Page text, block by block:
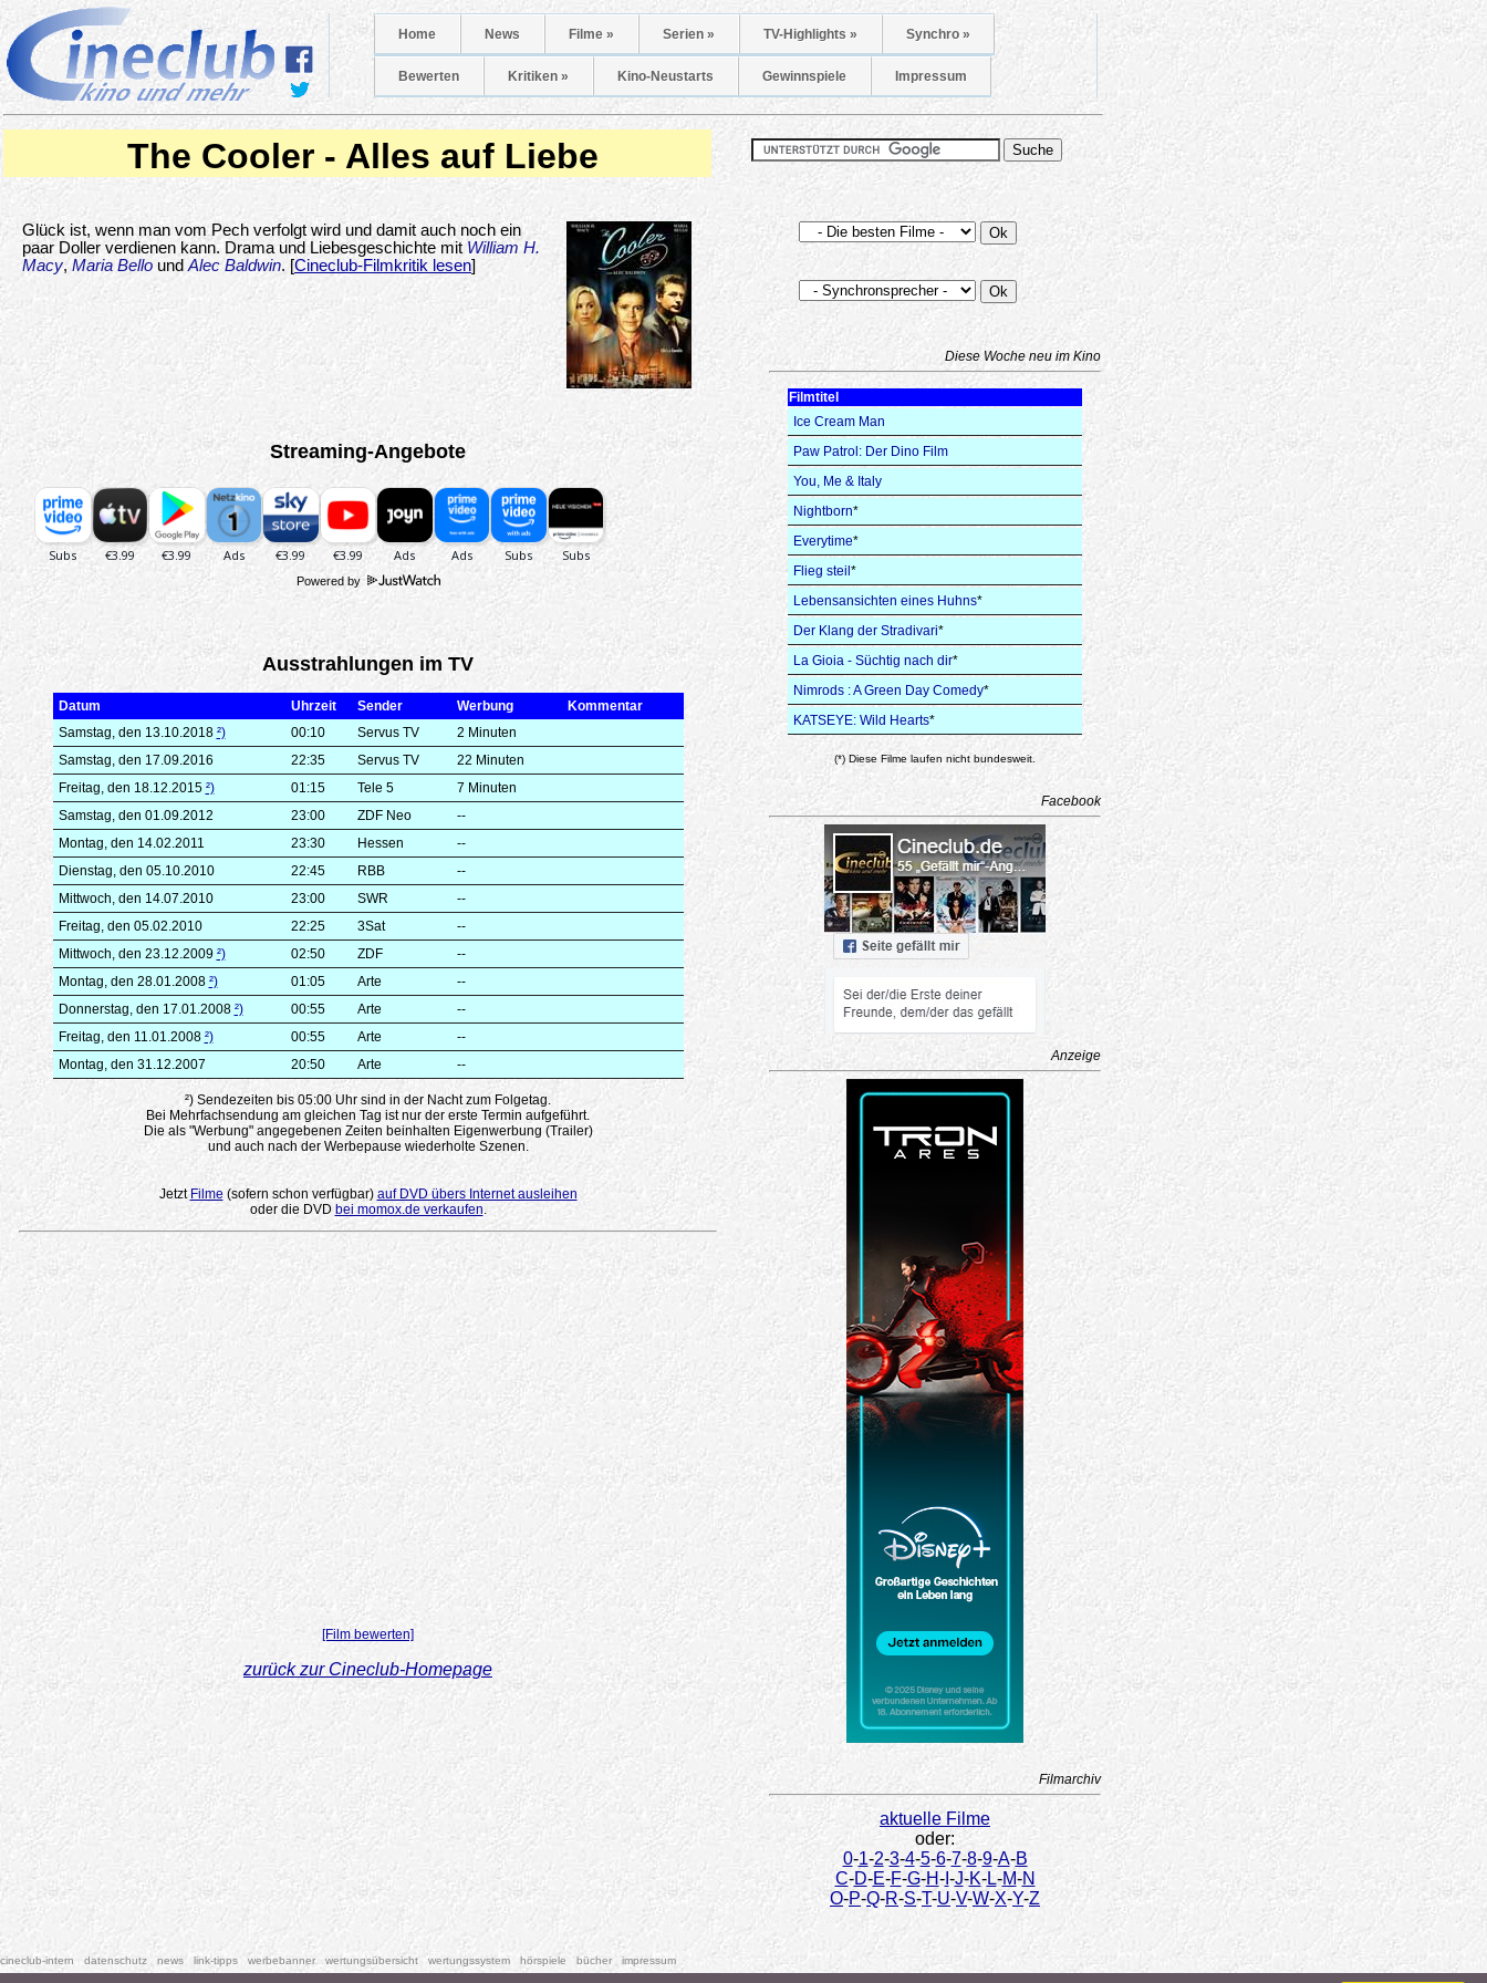
Home News Filme » Serien » TV-Highlights » Synchro »
Bewerten Kritiken » Kino-Neustarts Gewinnspiele Impressum
The Cooler - Alles auf Liebe
Glück ist, wenn man vom Pech verfolgt wird und damit auch noch ein
paar Doller verdienen kann. Drama und Liebesgeschichte mit William H.
Macy, Maria Bello und Alec Baldwin. [Cineclub-Filmkritik lesen]
Streaming-Angebote
Powered by
Ausstrahlungen im TV
Datum Uhrzeit Sender Werbung
Kommentar
Samstag, den 13.10.2018 ²) 00:10 Servus TV
2 Minuten
Samstag, den 17.09.2016
22:35 Servus TV
22 Minuten
Freitag, den 18.12.2015 ²) 01:15 Tele 5
7 Minuten
Samstag, den 01.09.2012
23:00 ZDF Neo
--
Montag, den 14.02.2011
23:30 Hessen
--
Dienstag, den 05.10.2010
22:45 RBB
--
Mittwoch, den 14.07.2010
23:00 SWR
--
Freitag, den 05.02.2010
22:25 3Sat
--
Mittwoch, den 23.12.2009 ²) 02:50 ZDF
--
Montag, den 28.01.2008 ²) 01:05 Arte
--
Donnerstag, den 17.01.2008 ²) 00:55 Arte
--
Freitag, den 11.01.2008 ²) 00:55 Arte
--
Montag, den 31.12.2007
20:50 Arte --
²) Sendezeiten bis 05:00 Uhr sind in der Nacht zum Folgetag.
Bei Mehrfachsendung am gleichen Tag ist nur der erste Termin aufgeführt.
Die als "Werbung" angegebenen Zeiten beinhalten Eigenwerbung (Trailer)
und auch nach der Werbepause wiederholte Szenen.
Jetzt Filme(sofern schon verfügbar) auf DVD übers Internet ausleihen
oder die DVD bei momox.de verkaufen.
[Film bewerten]
zurück zur Cineclub-Homepage
Diese Woche neu im Kino
Filmtitel
Ice Cream Man
Paw Patrol: Der Dino Film
You, Me & Italy
Nightborn*
Everytime*
Flieg steil *
Lebensansichten eines Huhns*
Der Klang der Stradivari*
La Gioia - Süchtig nach dir*
Nimrods : A Green Day Comedy*
KATSEYE: Wild Hearts*
(*) Diese Filme laufen nicht bundesweit.
Facebook
Anzeige
Filmarchiv
aktuelle Filme
oder:
0-1-2-3-4-5-6-7-8-9-A-B
C-D-E-F-G-H-I -J-K-L-M-N
O-P-Q-R-S-T-U-V-W-X-Y-Z
cineclub-intern datenschutz news link-tipps werbebanner wertungsübersicht wertungssystem hörspiele bücher impressum